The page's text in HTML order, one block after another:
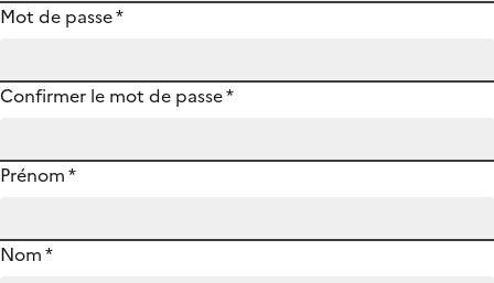
Mot de passe*
Confirmer le mot de passe*
Prénom*
Nom*